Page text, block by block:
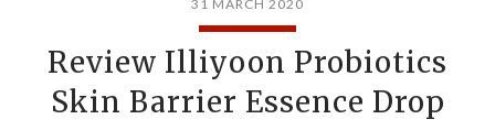
31 MARCH 2020
Review Illiyoon Probiotics
Skin Barrier Essence Drop